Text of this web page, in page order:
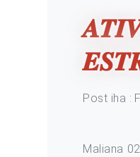
Post iha :
Maliana